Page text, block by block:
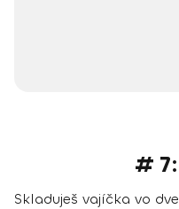
#
Skladuješ vajíčka vo